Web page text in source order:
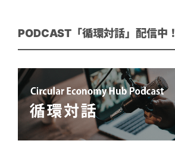
PODCAST「循環対話」配信中！